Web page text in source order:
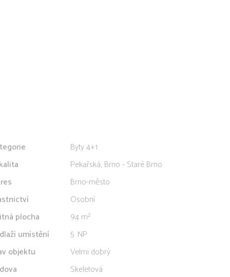
Byty 4+1
Pekařská, Brno - Staré Brno
Brno-město
Osobní
plocha
94 m²
umístění
5. NP
objektu
Velmi dobrý
Skeletová